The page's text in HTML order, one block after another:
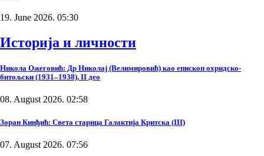
19. June 2026. 05:30
Историја и личности
Никола Ожеговић: Др Николај (Велимировић) као епископ охридско-
битољски (1931–1938), II део
08. August 2026. 02:58
Зоран Кинђић: Света старица Галактија Критска (III)
07. August 2026. 07:56